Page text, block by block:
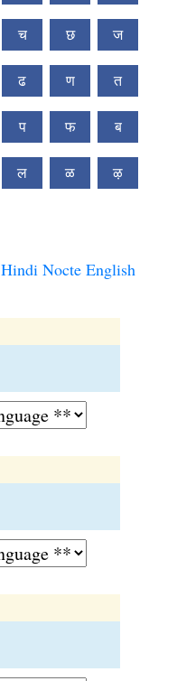
च छ ज
ढ ण त
प फ ब
ल ळ ऴ
Hindi Nocte English